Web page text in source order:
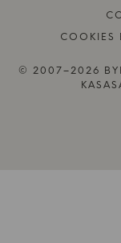
COOKIES
© 2007–2026